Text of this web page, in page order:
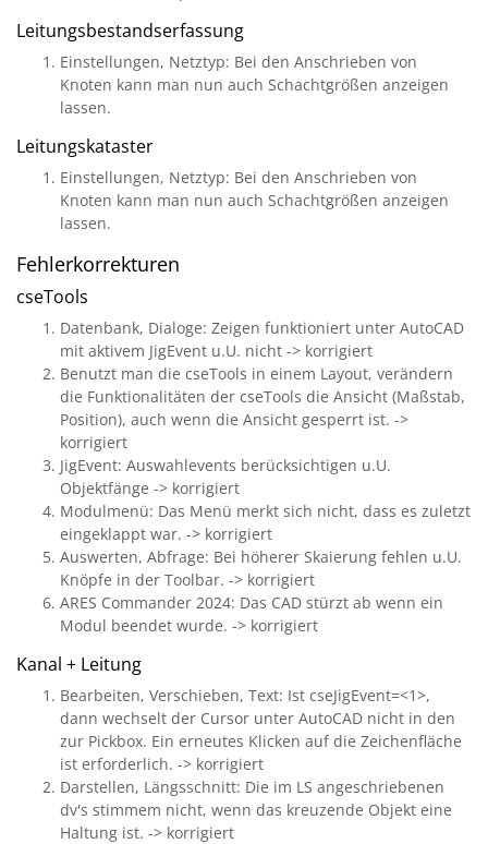
Leitungsbestandserfassung
Einstellungen, Netztyp: Bei den Anschrieben von
Knoten kann man nun auch Schachtgrößen anzeigen
lassen.
Leitungskataster
Einstellungen, Netztyp: Bei den Anschrieben von
Knoten kann man nun auch Schachtgrößen anzeigen
lassen.
Fehlerkorrekturen
cseTools
Datenbank, Dialoge: Zeigen funktioniert unter AutoCAD
mit aktivem JigEvent u.U. nicht -> korrigiert
Benutzt man die cseTools in einem Layout, verändern
die Funktionalitäten der cseTools die Ansicht (Maßstab,
Position), auch wenn die Ansicht gesperrt ist. ->
korrigiert
JigEvent: Auswahlevents berücksichtigen u.U.
Objektfänge -> korrigiert
Modulmenü: Das Menü merkt sich nicht, dass es zuletzt
eingeklappt war. -> korrigiert
Auswerten, Abfrage: Bei höherer Skaierung fehlen u.U.
Knöpfe in der Toolbar. -> korrigiert
ARES Commander 2024: Das CAD stürzt ab wenn ein
Modul beendet wurde. -> korrigiert
Kanal + Leitung
Bearbeiten, Verschieben, Text: Ist cseJigEvent=<1>,
dann wechselt der Cursor unter AutoCAD nicht in den
zur Pickbox. Ein erneutes Klicken auf die Zeichenfläche
ist erforderlich. -> korrigiert
Darstellen, Längsschnitt: Die im LS angeschriebenen
dv's stimmem nicht, wenn das kreuzende Objekt eine
Haltung ist. -> korrigiert